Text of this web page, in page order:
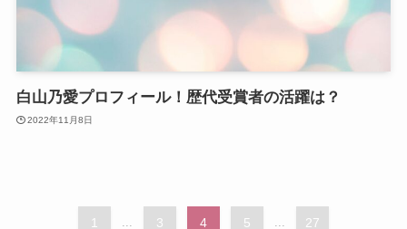
白山乃愛プロフィール！歴代受賞者の活躍は？
2022年11月8日
1 ... 3 4 5 ... 27